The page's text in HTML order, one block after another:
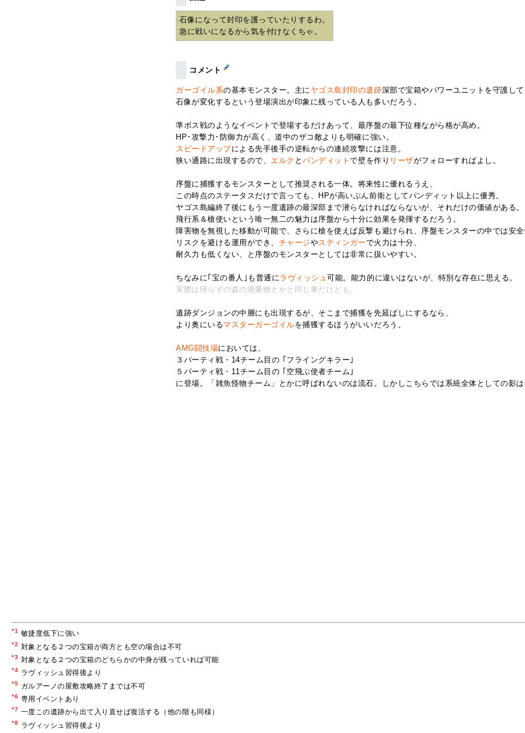
石像になって封印を護っていたりするわ。
急に戦いになるから気を付けなくちゃ。
コメント
ガーゴイル系の基本モンスター。主に ヤゴス島封印の遺跡深部で宝箱やパワーユニットを守護し
石像が変化するという登場演出が印象に残っている人も多いだろう。
準ボス戦のようなイベントで登場するだけあって、最序盤の最下位種ながら格が高め。
HP･攻撃力･防御力が高く、道中のザコ敵よりも明確に強い。
スピードアップによる先手後手の逆転からの連続攻撃には注意。
狭い通路に出現するので、 エルク とパンディットで壁を作り リーザがフォローすればよし。
序盤に捕獲するモンスターとして推奨される一体。将来性に優れるうえ、
この時点のステータスだけで言っても、HPが高いぶん前衛としてパンディット以上に優秀。
ヤゴス島編終了後にもう一度遺跡の最深部まで潜らなければならないが、それだけの価値がある。
飛行系＆槍使いという唯一無二の魅力は序盤から十分に効果を発揮するだろう。
障害物を無視した移動が可能で、さらに槍を使えば反撃も避けられ、序盤モンスターの中では安
リスクを避ける運用ができ、 チャージやスティンガーで火力は十分、
耐久力も低くない、と序盤のモンスターとしては非常に扱いやすい。
ちなみに｢宝の番人｣も普通にラヴィッシュ可能。能力的に違いはないが、特別な存在に思える。
実際は帰らずの森の 廃棄物 とかと同じ事だけども。
遺跡ダンジョンの中層にも出現するが、そこまで捕獲を先延ばしにするなら、
より奥にいるマスターガーゴイルを捕獲するほうがいいだろう。
AMG闘技場においては、
３パーティ戦・14チーム目の ｢フライングキラー｣
５パーティ戦・11チーム目の ｢空飛ぶ使者チーム｣
に登場。「雑魚怪物チーム」とかに呼ばれないのは流石。しかしこちらでは系統全体としての影
*1 敏捷度低下に強い
*2 対象となる２つの宝箱が両方とも空の場合は不可
*3 対象となる２つの宝箱のどちらかの中身が残っていれば可能
*4 ラヴィッシュ習得後より
*5 ガルアーノの屋敷攻略終了までは不可
*6 専用イベントあり
*7 一度この遺跡から出て入り直せば復活する（他の階も同様）
*8 ラヴィッシュ習得後より